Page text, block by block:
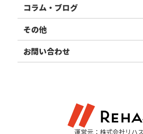
リハスファーム
関東エリア
東北エリア
甲信越エリア
コラム・ブログ
事業所ブログ
ご利用者様の声
その他
お知らせ
お問い合わせ
運営元：株式会社リハス